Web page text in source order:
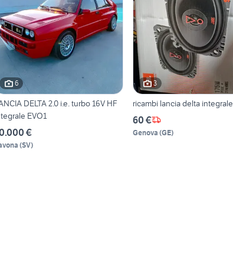
6
DELTA 2.0 i.e. turbo 16V HF
EVO1
€
(SV)
3
ricambi lancia delta integrale
60 €
Genova (GE)